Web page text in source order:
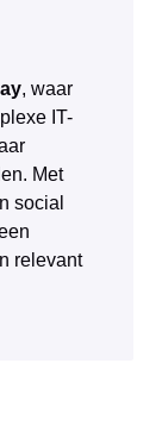
, waar
IT-
Met
social
relevant